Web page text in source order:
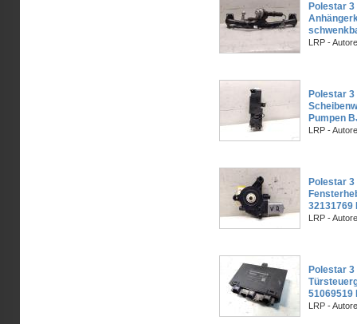
Polestar
LRP -
Polestar
Pumpen
LRP -
Polestar
32131769
LRP -
Polestar
51069519
LRP -